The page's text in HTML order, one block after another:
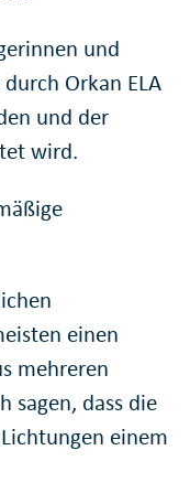
und
Orkan ELA
und der
wird.
einen
mehreren
sagen, dass die
einem